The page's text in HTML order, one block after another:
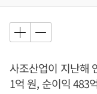
사조산업이 지난해
1억 원, 순이익 483